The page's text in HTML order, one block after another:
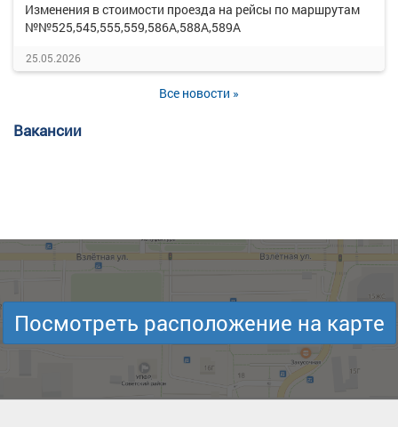
Изменения в стоимости проезда на рейсы по маршрутам
№№525,545,555,559,586А,588А,589А
25.05.2026
Все новости »
Вакансии
Посмотреть расположение на карте